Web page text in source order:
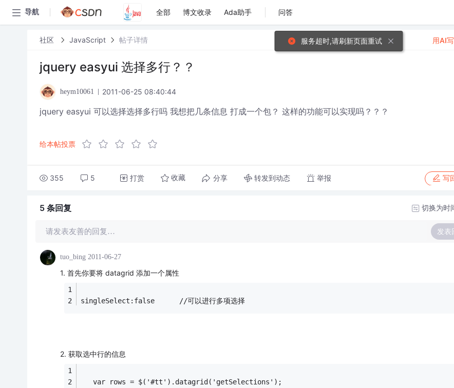
导航 全部 博文收录 Ada助手 问答
社区 JavaScript 帖子详情
jquery easyui 选择多行？？
heym10061 2011-06-25 08:40:44
jquery easyui 可以选择选择多行吗 我想把几条信息 打成一个包？ 这样的功能可以实现吗？？？
给本帖投票
355 5 打赏 收藏 分享 转发到动态 举报 写
用AI
5 条回复 切换为时
请发表友善的回复… 发表
tuo_bing 2011-06-27
1. 首先你要将 datagrid 添加一个属性
singleSelect:false      //可以进行多项选择
2. 获取选中行的信息
   var rows = $('#tt').datagrid('getSelections');
服务超时,请刷新页面重试